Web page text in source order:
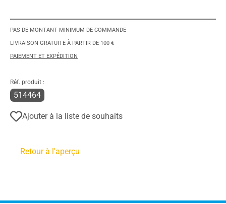
PAS DE MONTANT MINIMUM DE COMMANDE
LIVRAISON GRATUITE À PARTIR DE 100 €
PAIEMENT ET EXPÉDITION
Réf. produit :
514464
Ajouter à la liste de souhaits
Retour à l'aperçu